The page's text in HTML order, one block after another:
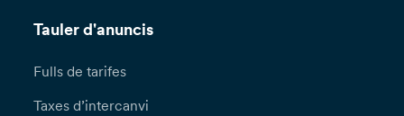
Tauler d'anuncis
Fulls de tarifes
Taxes d’intercanvi